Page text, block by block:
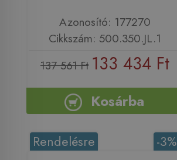
Azonosító: 177270
Cikkszám: 500.350.JL.1
137 561 Ft 133 434 Ft
Kosárba
-3%
Rendelésre